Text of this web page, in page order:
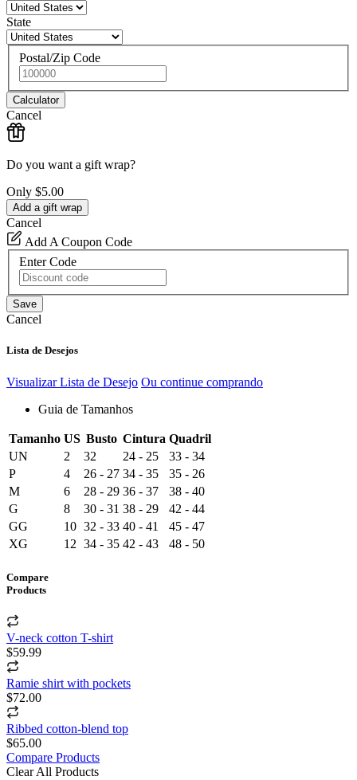
State
Postal/Zip Code
Calculator
Cancel
Do you want a gift wrap?
Only $5.00
Add a gift wrap
Cancel
Add A Coupon Code
Enter Code
Save
Cancel
Lista de Desejos
Visualizar Lista de Desejo Ou continue comprando
Guia de Tamanhos
Tamanho US Busto Cintura Quadril
UN
2 32 24 - 25
33 - 34
P
4 26 - 27 34 - 35
35 - 26
M
6 28 - 29 36 - 37
38 - 40
G
8 30 - 31 38 - 29
42 - 44
GG
10 32 - 33 40 - 41
45 - 47
XG
12 34 - 35 42 - 43 48 - 50
Compare
Products
V-neck cotton T-shirt
$59.99
Ramie shirt with pockets
$72.00
Ribbed cotton-blend top
$65.00
Compare Products
Clear All Products